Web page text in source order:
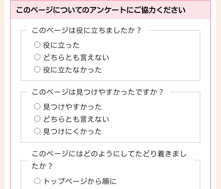
このページについてのアンケートにご協力ください
このページは役に立ちましたか？
役に立った
どちらとも言えない
役に立たなかった
このページは見つけやすかったですか？
見つけやすかった
どちらとも言えない
見つけにくかった
このページにはどのようにしてたどり着きまし
たか？
トップページから順に